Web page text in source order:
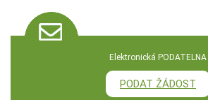
Elektronická PODATELNA
PODAT ŽÁDOST